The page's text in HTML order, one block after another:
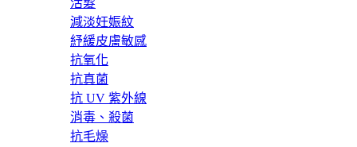
減淡妊娠紋
紓緩皮膚敏感
抗氧化
抗真菌
抗 UV 紫外線
消毒、殺菌
抗毛燥